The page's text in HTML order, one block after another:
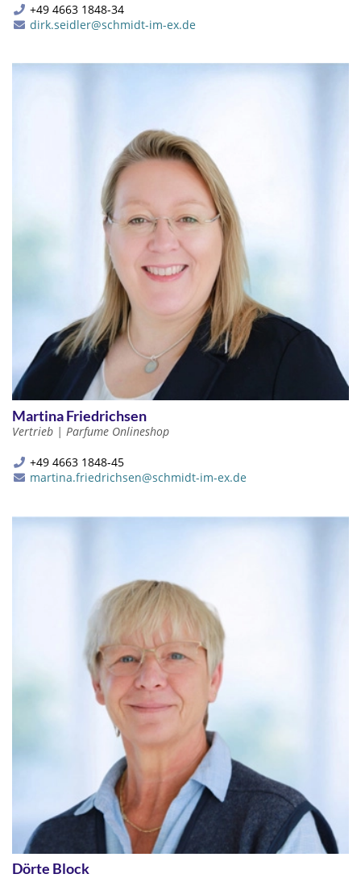
+49 4663 1848-34
dirk.seidler@schmidt-im-ex.de
Martina Friedrichsen
Vertrieb | Parfume Onlineshop
+49 4663 1848-45
martina.friedrichsen@schmidt-im-ex.de
Dörte Block